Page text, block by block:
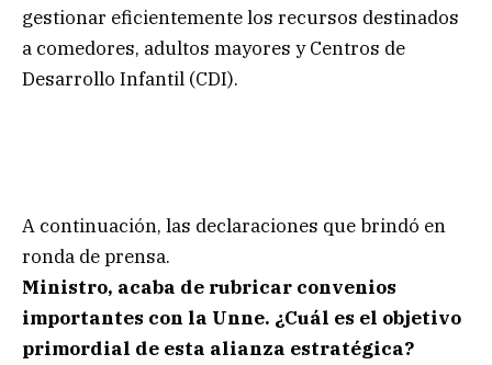
gestionar eficientemente los recursos destinados
a comedores, adultos mayores y Centros de
Desarrollo Infantil (CDI).
A continuación, las declaraciones que brindó en
ronda de prensa.
Ministro, acaba de rubricar convenios
importantes con la Unne. ¿Cuál es el objetivo
primordial de esta alianza estratégica?